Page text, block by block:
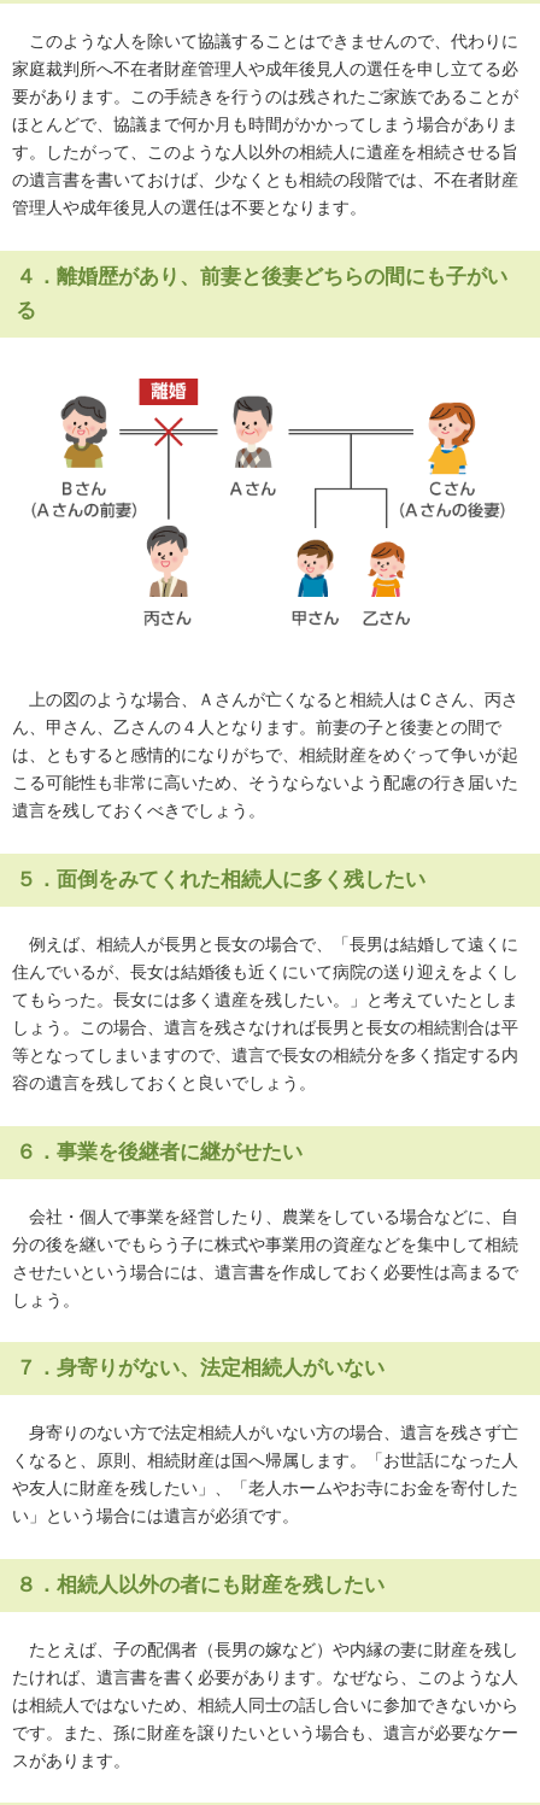
このような人を除いて協議することはできませんので、代わりに
家庭裁判所へ不在者財産管理人や成年後見人の選任を申し立てる必
要があります。この手続きを行うのは残されたご家族であることが
ほとんどで、協議まで何か月も時間がかかってしまう場合がありま
す。したがって、このような人以外の相続人に遺産を相続させる旨
の遺言書を書いておけば、少なくとも相続の段階では、不在者財産
管理人や成年後見人の選任は不要となります。
４．離婚歴があり、前妻と後妻どちらの間にも子がい
る
上の図のような場合、Ａさんが亡くなると相続人はＣさん、丙さ
ん、甲さん、乙さんの４人となります。前妻の子と後妻との間で
は、ともすると感情的になりがちで、相続財産をめぐって争いが起
こる可能性も非常に高いため、そうならないよう配慮の行き届いた
遺言を残しておくべきでしょう。
５．面倒をみてくれた相続人に多く残したい
例えば、相続人が長男と長女の場合で、「長男は結婚して遠くに
住んでいるが、長女は結婚後も近くにいて病院の送り迎えをよくし
てもらった。長女には多く遺産を残したい。」と考えていたとしま
しょう。この場合、遺言を残さなければ長男と長女の相続割合は平
等となってしまいますので、遺言で長女の相続分を多く指定する内
容の遺言を残しておくと良いでしょう。
６．事業を後継者に継がせたい
会社・個人で事業を経営したり、農業をしている場合などに、自
分の後を継いでもらう子に株式や事業用の資産などを集中して相続
させたいという場合には、遺言書を作成しておく必要性は高まるで
しょう。
７．身寄りがない、法定相続人がいない
身寄りのない方で法定相続人がいない方の場合、遺言を残さず亡
くなると、原則、相続財産は国へ帰属します。「お世話になった人
や友人に財産を残したい」、「老人ホームやお寺にお金を寄付した
い」という場合には遺言が必須です。
８．相続人以外の者にも財産を残したい
たとえば、子の配偶者（長男の嫁など）や内縁の妻に財産を残し
たければ、遺言書を書く必要があります。なぜなら、このような人
は相続人ではないため、相続人同士の話し合いに参加できないから
です。また、孫に財産を譲りたいという場合も、遺言が必要なケー
スがあります。